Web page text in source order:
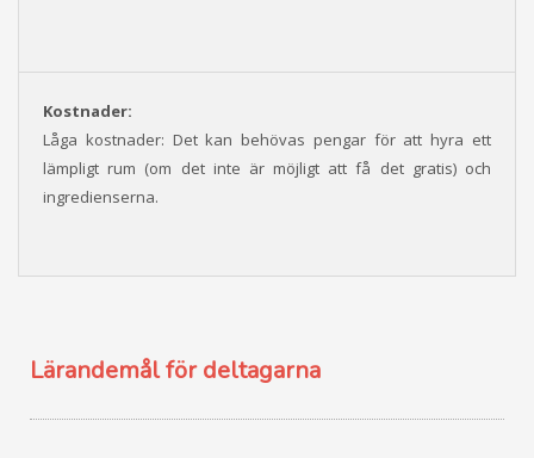
Kostnader:
Låga kostnader: Det kan behövas pengar för att hyra ett
lämpligt rum (om det inte är möjligt att få det gratis) och
ingredienserna.
Lärandemål för deltagarna